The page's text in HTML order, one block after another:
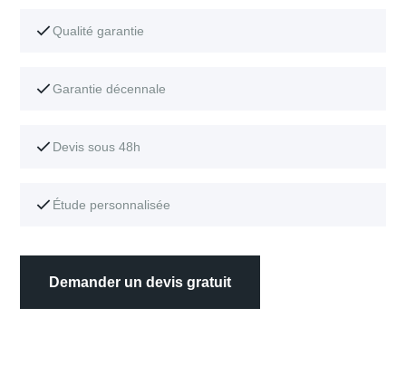
Qualité garantie
Garantie décennale
Devis sous 48h
Étude personnalisée
Demander un devis gratuit